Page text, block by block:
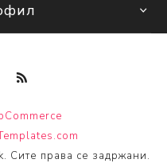
Сите права се задржани.